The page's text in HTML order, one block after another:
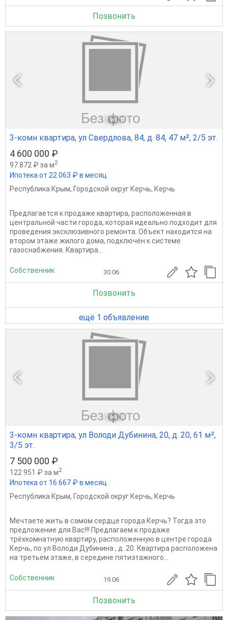
Позвонить
1 из 1
3-комн квартира, ул Свердлова, 84, д. 84, 47 м², 2/5 эт.
4 600 000 ₽
97 872 ₽ за м2
Ипотека от 22 063 ₽ в месяц
Республика Крым, Городской округ Керчь, Керчь
Предлагается к продаже квартира, расположенная в
центральной части города, которая идеально подходит для
проведения эксклюзивного ремонта. Объект находится на
втором этаже жилого дома, подключён к системе
газоснабжения. Квартира...
Собственник 30.06
Позвонить
ещё 1 объявление
1 из 1
3-комн квартира, ул Володи Дубинина, 20, д. 20, 61 м²,
3/5 эт.
7 500 000 ₽
122 951 ₽ за м2
Ипотека от 16 667 ₽ в месяц
Республика Крым, Городской округ Керчь, Керчь
Мечтаете жить в самом сердце города Керчь? Тогда это
предложение для Вас!!! Предлагаем к продаже
трёхкомнатную квартиру, расположенную в центре города
Керчь, по ул Володи Дубинина , д. 20. Квартира расположена
на третьем этаже, в середине пятиэтажного...
Собственник 19.06
Позвонить